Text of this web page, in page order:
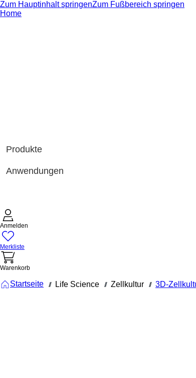
Zum Hauptinhalt springenZum Fußbereich springen
Home
Produkte
Anwendungen
Anmelden
Merkliste
Warenkorb
Startseite /// Life Science /// Zellkultur /// 3D-